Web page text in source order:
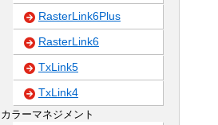
RasterLink6Plus
RasterLink6
TxLink5
TxLink4
カラーマネジメント